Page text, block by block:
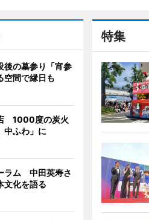
特集
後の墓参り「宵参
間で縁日も
1000度の炭火
中ふわ」に
ラム 中田英寿さ
文化を語る